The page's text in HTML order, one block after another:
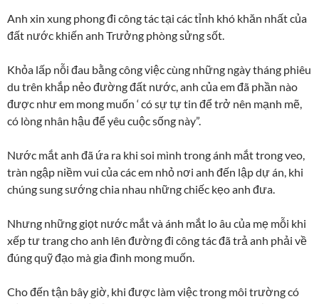
Anh xin xung phong đi công tác tại các tỉnh khó khăn nhất của
đất nước khiến anh Trưởng phòng sửng sốt.
Khỏa lấp nỗi đau bằng công việc cùng những ngày tháng phiêu
du trên khắp nẻo đường đất nước, anh của em đã phần nào
được như em mong muốn ‘ có sự tự tin để trở nên mạnh mẽ,
có lòng nhân hậu để yêu cuộc sống này”.
Nước mắt anh đã ứa ra khi soi mình trong ánh mắt trong veo,
tràn ngập niềm vui của các em nhỏ nơi anh đến lập dự án, khi
chúng sung sướng chia nhau những chiếc kẹo anh đưa.
Nhưng những giọt nước mắt và ánh mắt lo âu của mẹ mỗi khi
xếp tư trang cho anh lên đường đi công tác đã trả anh phải về
đúng quỹ đạo mà gia đình mong muốn.
Cho đến tận bây giờ, khi được làm việc trong môi trường có